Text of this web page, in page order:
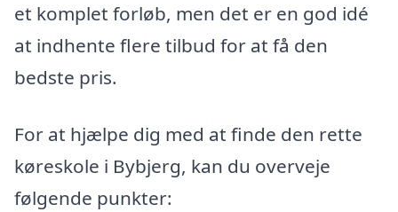
et komplet forløb, men det er en god idé
at indhente flere tilbud for at få den
bedste pris.
For at hjælpe dig med at finde den rette
køreskole i Bybjerg, kan du overveje
følgende punkter: